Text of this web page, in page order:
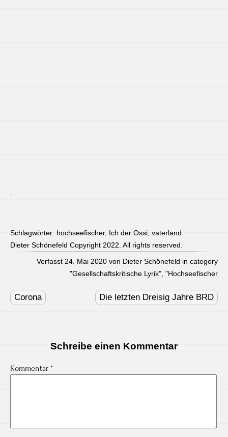
.
Schlagwörter: hochseefischer, Ich der Ossi vaterland
Dieter Schönefeld Copyright 2022. All rights reserved.
Verfasst 24. Mai 2020 von Dieter Schönefeld in category
"Gesellschaftskritische Lyrik", "Hochseefischer
navigation
Corona Die letzten Dreisig Jahre BRD
Schreibe einen Kommentar
Kommentar *